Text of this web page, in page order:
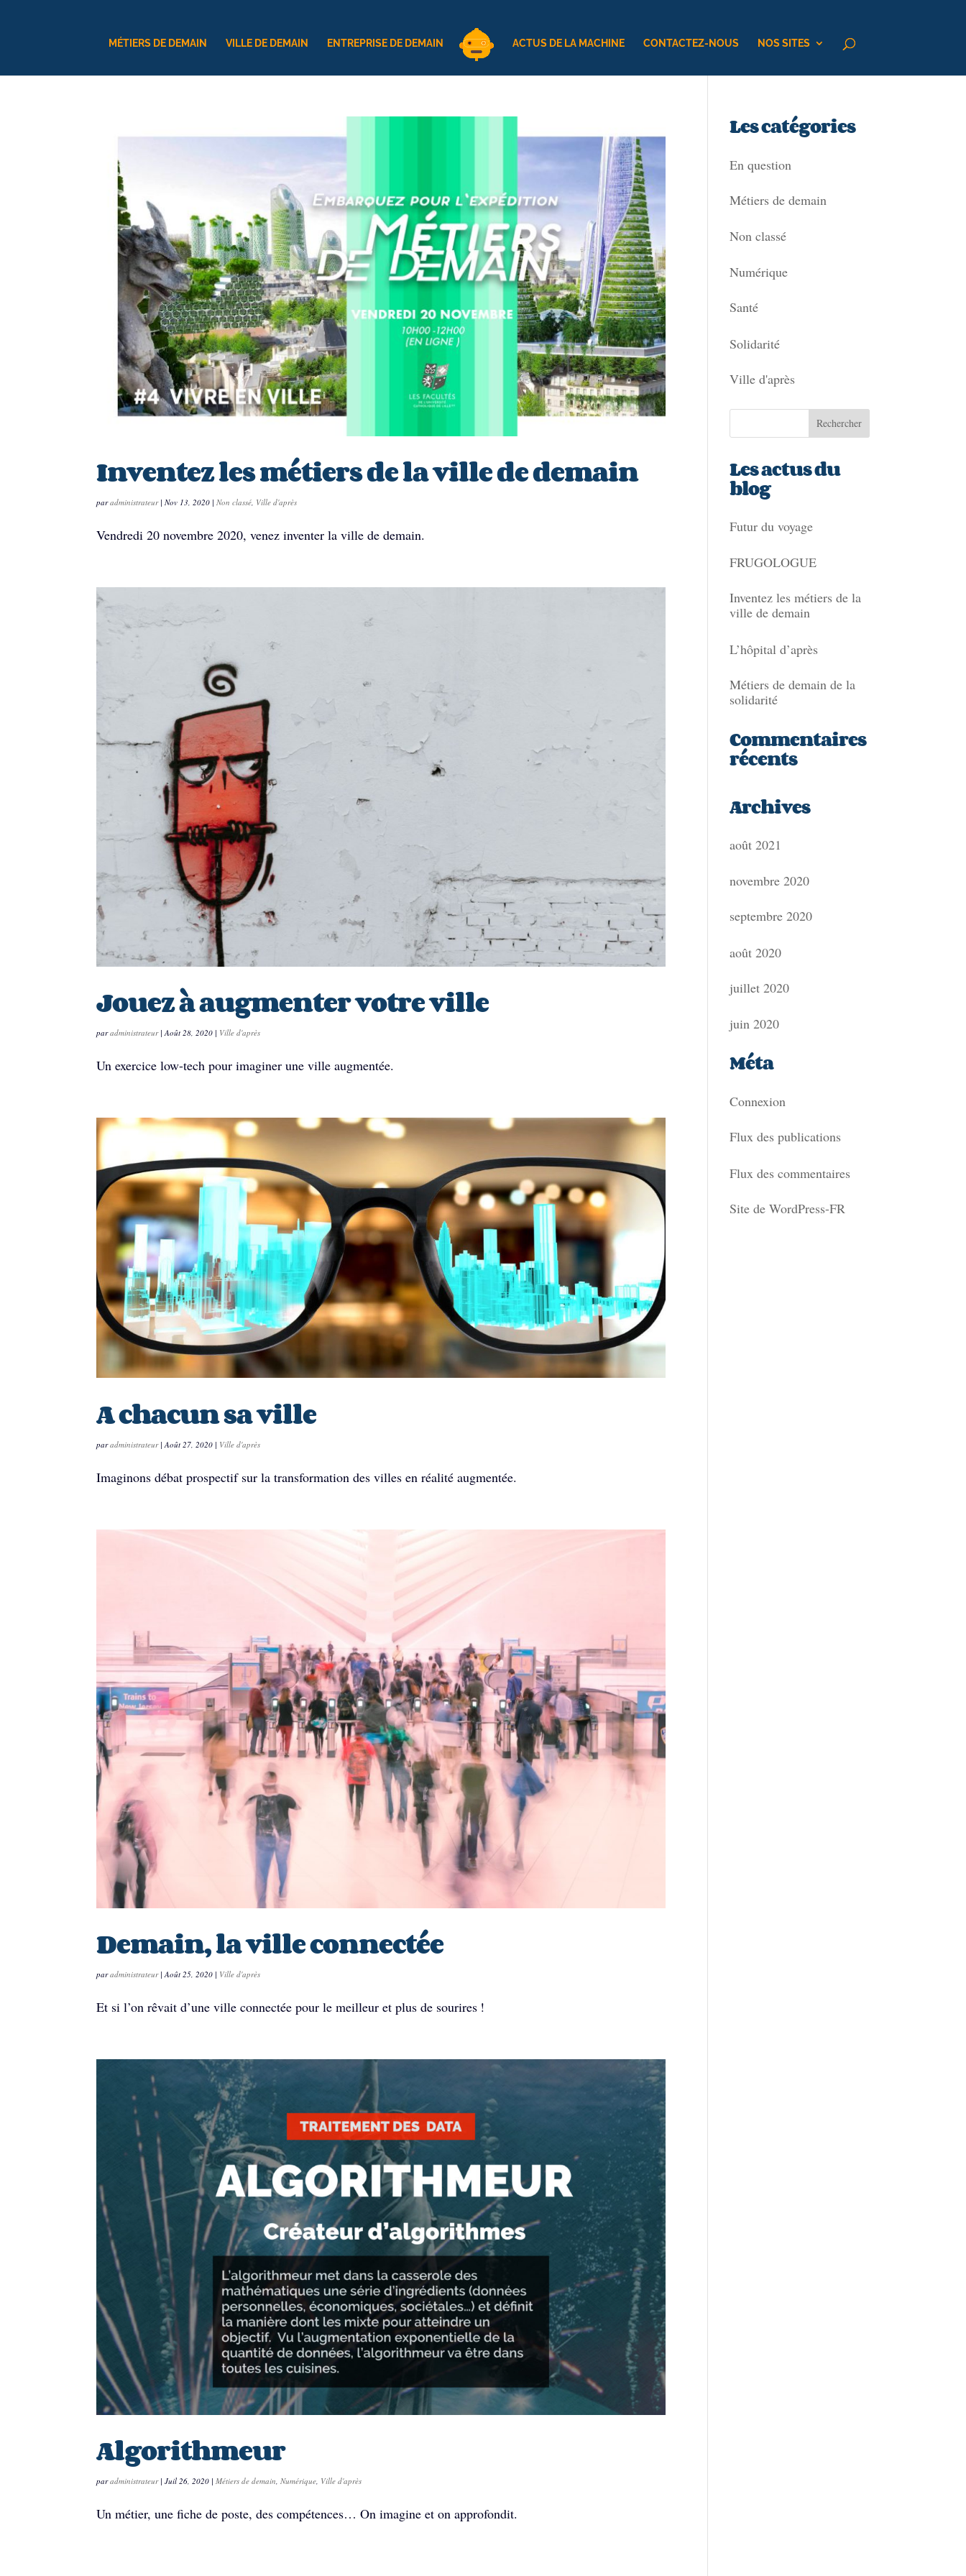
MÉTIERS DE DEMAIN VILLE DE DEMAIN ENTREPRISE DE DEMAIN ACTUS DE LA MACHINE CONTACTEZ-NOUS NOS SITES
Inventez les métiers de la ville de demain
paradministrateur|Nov 13, 2020 |Non classé, Ville d'après
Vendredi 20 novembre 2020, venez inventer la ville de demain.
Jouez à augmenter votre ville
paradministrateur|Août 28, 2020 | Ville d'après
Un exercice low-tech pour imaginer une ville augmentée.
A chacun sa ville
paradministrateur|Août 27, 2020 | Ville d'après
Imaginons débat prospectif sur la transformation des villes en réalité augmentée.
Demain, la ville connectée
paradministrateur|Août 25, 2020 | Ville d'après
Et si l’on rêvait d’une ville connectée pour le meilleur et plus de sourires !
Algorithmeur
paradministrateur|Juil 26, 2020 |Métiers de demain ,Numérique Ville d'après
Un métier, une fiche de poste, des compétences… On imagine et on approfondit.
Les catégories
En question
Métiers de demain
Non classé
Numérique
Santé
Solidarité
Ville d'après
Les actus du
blog
Futur du voyage
FRUGOLOGUE
Inventez les métiers de la
ville de demain
L’hôpital d’après
Métiers de demain de la
solidarité
Commentaires
récents
Archives
août 2021
novembre 2020
septembre 2020
août 2020
juillet 2020
juin 2020
Méta
Connexion
Flux des publications
Flux des commentaires
Site de WordPress-FR